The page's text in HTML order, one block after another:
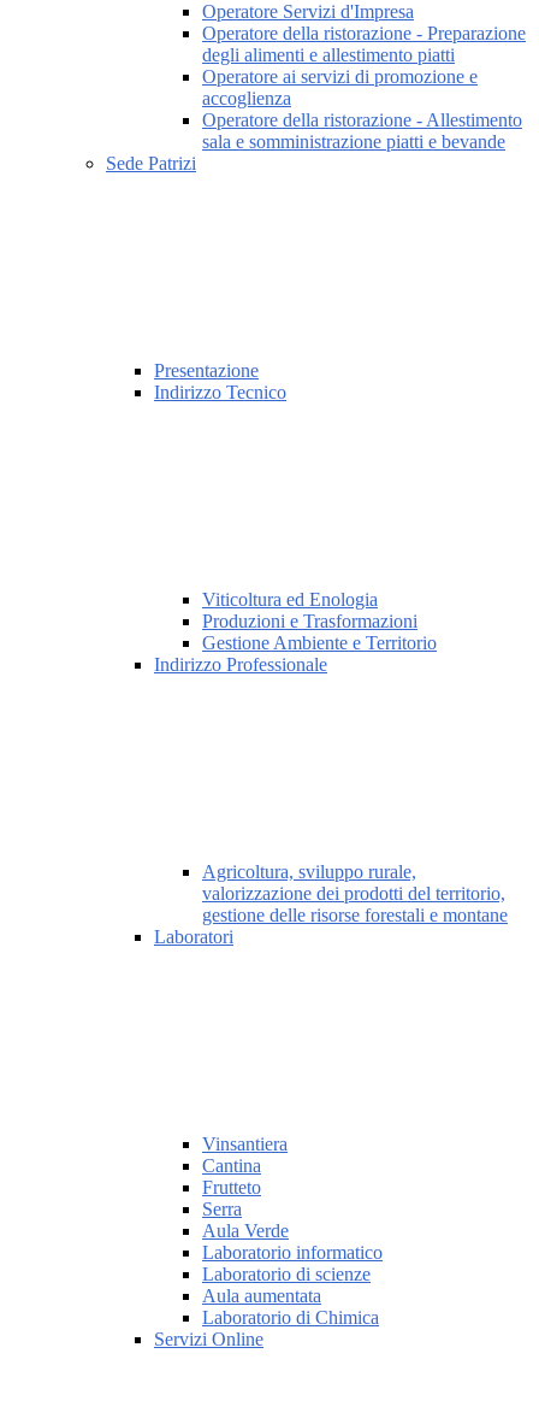
Operatore Servizi d'Impresa
Operatore della ristorazione - Preparazione
degli alimenti e allestimento piatti
Operatore ai servizi di promozione e
accoglienza
Operatore della ristorazione - Allestimento
sala e somministrazione piatti e bevande
Sede Patrizi
Presentazione
Indirizzo Tecnico
Viticoltura ed Enologia
Produzioni e Trasformazioni
Gestione Ambiente e Territorio
Indirizzo Professionale
Agricoltura, sviluppo rurale,
valorizzazione dei prodotti del territorio,
gestione delle risorse forestali e montane
Laboratori
Vinsantiera
Cantina
Frutteto
Serra
Aula Verde
Laboratorio informatico
Laboratorio di scienze
Aula aumentata
Laboratorio di Chimica
Servizi Online